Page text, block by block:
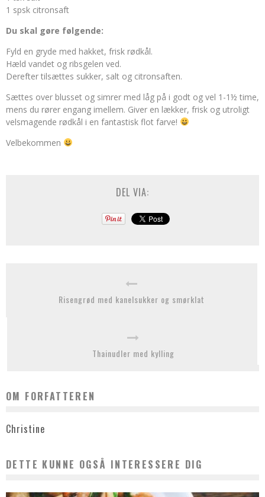
1 spsk citronsaft
Du skal gøre følgende:
Fyld en gryde med hakket, frisk rødkål.
Hæld vandet og ribsgelen ved.
Derefter tilsættes sukker, salt og citronsaften.
Sættes over blusset og simrer med låg på i godt og vel 1-1½ time,
mens du rører engang imellem. Giver en lækker, frisk og utroligt
velsmagende rødkål i en fantastisk flot farve!
Velbekommen
DEL VIA:
Risengrød med kanelsukker og smørklat
Thainudler med kylling
OM FORFATTEREN
Christine
DETTE KUNNE OGSÅ INTERESSERE DIG